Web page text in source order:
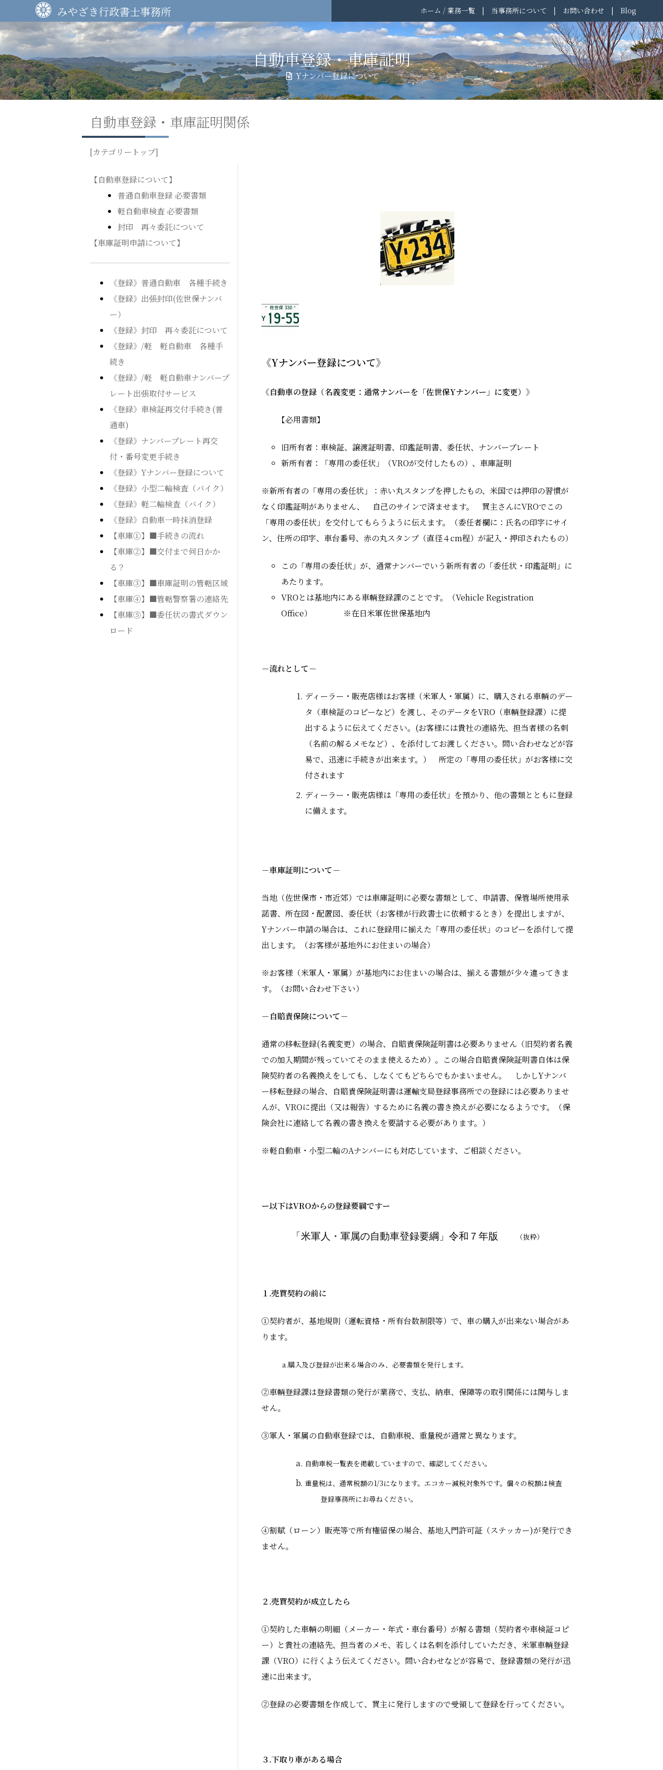
to
content
みやざき行政書士事務所 ホーム / 業務一覧 当事務所について お問い合わせ Blog
自動車登録・車庫証明
Yナンバー登録について
自動車登録・車庫証明関係
[カテゴリートップ]
【自動車登録について】
普通自動車登録 必要書類
軽自動車検査 必要書類
封印 再々委託について
【車庫証明申請について】
《登録》普通自動車 各種手続き
《登録》出張封印(佐世保ナンバ
ー）
《登録》封印 再々委託について
《登録》/軽 軽自動車 各種手
続き
《登録》/軽 軽自動車ナンバープ
レート出張取付サービス
《登録》車検証再交付手続き(普
通車)
《登録》ナンバープレート再交
付・番号変更手続き
《登録》Yナンバー登録について
《登録》小型二輪検査（バイク）
《登録》軽二輪検査（バイク）
《登録》自動車一時抹消登録
【車庫①】■手続きの流れ
【車庫②】■交付まで何日かか
る？
【車庫➂】■車庫証明の管轄区域
【車庫④】■管轄警察署の連絡先
【車庫⑤】■委任状の書式ダウン
ロード
《Yナンバー登録について》
《自動車の登録（名義変更：通常ナンバーを「佐世保Yナンバー」に変更）》
【必用書類】
旧所有者：車検証、譲渡証明書、印鑑証明書、委任状、ナンバープレート
新所有者：「専用の委任状」（VROが交付したもの）、車庫証明
※新所有者の「専用の委任状」：赤い丸スタンプを押したもの、米国では押印の習慣が
なく印鑑証明がありません、 自己のサインで済ませます。 買主さんにVROでこの
「専用の委任状」を交付してもらうように伝えます。（委任者欄に：氏名の印字にサイ
ン、住所の印字、車台番号、赤の丸スタンプ（直径４cm程）が記入・押印されたもの）
この「専用の委任状」が、通常ナンバーでいう新所有者の「委任状・印鑑証明」に
あたります。
VROとは基地内にある車輌登録課のことです。（Vehicle Registration
Office） ※在日米軍佐世保基地内
－流れとして－
ディーラー・販売店様はお客様（米軍人・軍属）に、購入される車輌のデー
タ（車検証のコピーなど）を渡し、そのデータをVRO（車輌登録課）に提
出するように伝えてください。(お客様には貴社の連絡先、担当者様の名刺
（名前の解るメモなど）、を添付してお渡しください。問い合わせなどが容
易で、迅速に手続きが出来ます。） 所定の「専用の委任状」がお客様に交
付されます
ディーラー・販売店様は「専用の委任状」を預かり、他の書類とともに登録
に備えます。
－車庫証明について－
当地（佐世保市・市近郊）では車庫証明に必要な書類として、申請書、保管場所使用承
諾書、所在図・配置図、委任状（お客様が行政書士に依頼するとき）を提出しますが、
Yナンバー申請の場合は、これに登録用に揃えた「専用の委任状」のコピーを添付して提
出します。（お客様が基地外にお住まいの場合）
※お客様（米軍人・軍属）が基地内にお住まいの場合は、揃える書類が少々違ってきま
す。（お問い合わせ下さい）
－自賠責保険について－
通常の移転登録(名義変更）の場合、自賠責保険証明書は必要ありません（旧契約者名義
での加入期間が残っていてそのまま使えるため）。この場合自賠責保険証明書自体は保
険契約者の名義換えをしても、しなくてもどちらでもかまいません。 しかしYナンバ
ー移転登録の場合、自賠責保険証明書は運輸支局登録事務所での登録には必要ありませ
んが、VROに提出（又は報告）するために名義の書き換えが必要になるようです。（保
険会社に連絡して名義の書き換えを要請する必要があります。）
※軽自動車・小型二輪のAナンバーにも対応しています、ご相談ください。
ー以下はVROからの登録要綱ですー
「米軍人・軍属の自動車登録要綱」令和７年版 （抜粋）
１.売買契約の前に
①契約者が、基地規則（運転資格・所有台数制限等）で、車の購入が出来ない場合があ
ります。
a.購入及び登録が出来る場合のみ、必要書類を発行します。
②車輌登録課は登録書類の発行が業務で、支払、納車、保障等の取引関係には関与しま
せん。
③軍人・軍属の自動車登録では、自動車税、重量税が通常と異なります。
自動車税一覧表を掲載していますので、確認してください。
重量税は、通常税額の1/3になります。エコカー減税対象外です。個々の税額は検査
登録事務所にお尋ねください。
④割賦（ローン）販売等で所有権留保の場合、基地入門許可証（ステッカー)が発行でき
ません。
２.売買契約が成立したら
①契約した車輌の明細（メーカー・年式・車台番号）が解る書類（契約者や車検証コピ
ー）と貴社の連絡先、担当者のメモ、若しくは名刺を添付していただき、米軍車輌登録
課（VRO）に行くよう伝えてください。問い合わせなどが容易で、登録書類の発行が迅
速に出来ます。
②登録の必要書類を作成して、買主に発行しますので受領して登録を行ってください。
３.下取り車がある場合